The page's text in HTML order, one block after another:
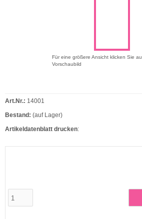
Für eine größere Ansicht klicken Sie
Vorschaubild
Art.Nr.: 14001
Bestand: (auf Lager)
Artikeldatenblatt drucken: